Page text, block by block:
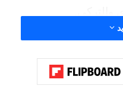
الذي لعبته
فضلاً عن مساهمتها
الدولية عبر